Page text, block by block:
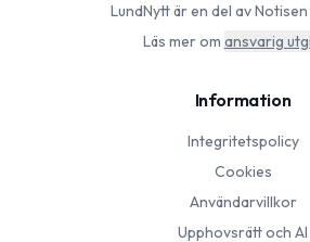
LundNyttär en del av Notisen
Läs mer om ansvarig
Information
Integritetspolicy
Cookies
Användarvillkor
Upphovsrätt och AI